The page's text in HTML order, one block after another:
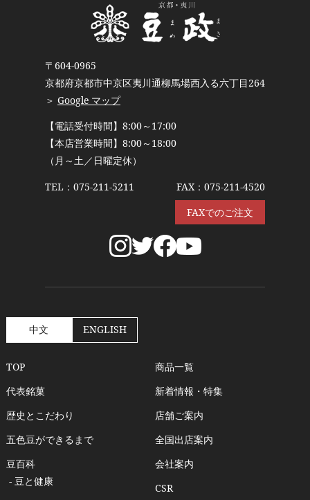
〒604-0965
京都府京都市中京区夷川通柳馬場西入る六丁目264
＞ Google マップ
【電話受付時間】8:00～17:00
【本店営業時間】8:00～18:00
（月～土／日曜定休）
TEL： 075-211-5211
FAX：075-211-4520
FAXでのご注文
中文 ENGLISH
TOP
代表銘菓
歴史とこだわり
五色豆ができるまで
豆百科
- 豆と健康
商品一覧
新着情報・特集
店舗ご案内
全国出店案内
会社案内
CSR